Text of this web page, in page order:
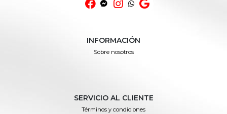
INFORMACIÓN
Sobre nosotros
SERVICIO AL CLIENTE
Términos y condiciones